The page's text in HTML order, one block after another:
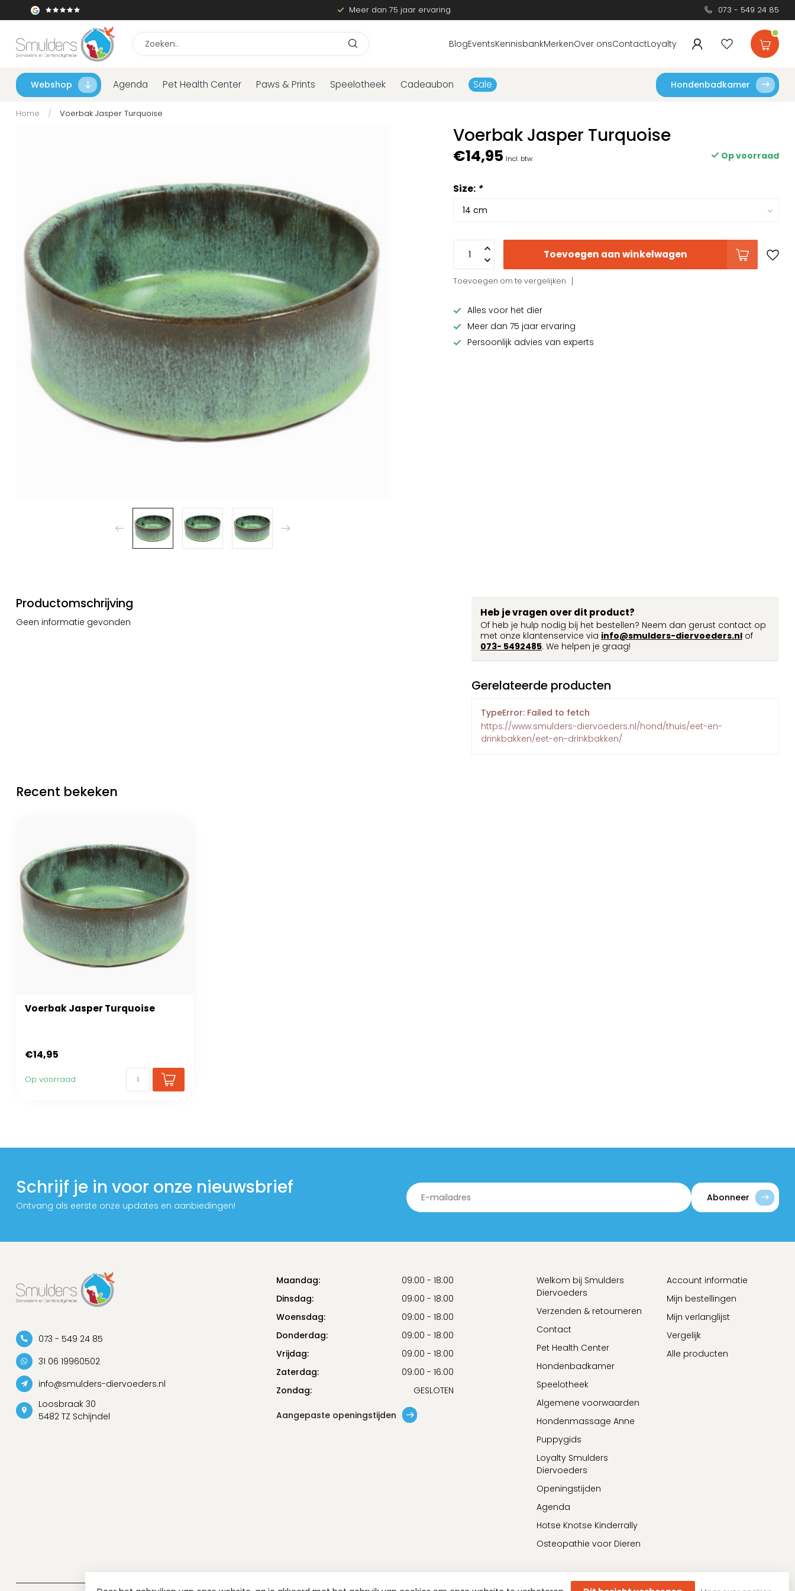
Meer dan 75 jaar ervaring 073 - 549 24 85
BlogEventsKennisbankMerkenOver onsContactLoyalty
Webshop Agenda Pet Health Center Paws & Prints Speelotheek Cadeaubon Sale Hondenbadkamer
Home / Voerbak Jasper Turquoise
Voerbak Jasper Turquoise
€14,95 Incl. btw Op voorraad
Size: *
Toevoegen aan winkelwagen
Toevoegen om te vergelijken
Alles voor het dier
Meer dan 75 jaar ervaring
Persoonlijk advies van experts
Productomschrijving
Geen informatie gevonden
Heb je vragen over dit product?
Of heb je hulp nodig bij het bestellen? Neem dan gerust contact op
met onze klantenservice via info@smulders-diervoeders.nl of
073- 5492485. We helpen je graag!
Gerelateerde producten
TypeError: Failed to fetch
https://www.smulders-diervoeders.nl/hond/thuis/eet-en-
drinkbakken/eet-en-drinkbakken/
Recent bekeken
Voerbak Jasper Turquoise
€14,95
Op voorraad
Schrijf je in voor onze nieuwsbrief
Ontvang als eerste onze updates en aanbiedingen!
Abonneer
073 - 549 24 85
31 06 19960502
info@smulders-diervoeders.nl
Loosbraak 30
5482 TZ Schijndel
Maandag:
09:00 - 18:00
Dinsdag:
09:00 - 18:00
Woensdag:
09:00 - 18:00
Donderdag:
09:00 - 18:00
Vrijdag:
09:00 - 18:00
Zaterdag:
09:00 - 16:00
Zondag:
GESLOTEN
Aangepaste openingstijden
Welkom bij Smulders
Diervoeders
Verzenden & retourneren
Contact
Pet Health Center
Hondenbadkamer
Speelotheek
Algemene voorwaarden
Hondenmassage Anne
Puppygids
Loyalty Smulders
Diervoeders
Openingstijden
Agenda
Hotse Knotse Kinderrally
Osteopathie voor Dieren
Account informatie
Mijn bestellingen
Mijn verlanglijst
Vergelijk
Alle producten